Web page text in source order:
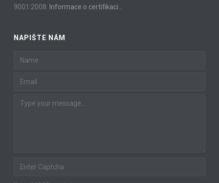
9001:2008. Informace o certifikaci…
NAPIŠTE NÁM